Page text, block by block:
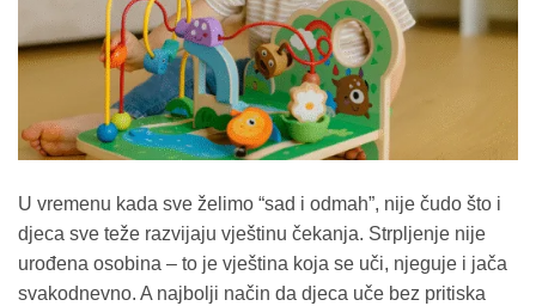
U vremenu kada sve želimo “sad i odmah”, nije čudo što i
djeca sve teže razvijaju vještinu čekanja. Strpljenje nije
urođena osobina – to je vještina koja se uči, njeguje i jača
svakodnevno. A najbolji način da djeca uče bez pritiska